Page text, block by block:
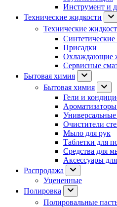
Инструмент и
Технические жидкости
Технические
Синтетические
Присадки
Охлаждающие
Сервисные
Бытовая химия
Бытовая химия
Гели и
Ароматизаторы
Очистители
Мыло для рук
Таблетки для
Средства для
Аксессуары
Распродажа
Уцененные
Полировка
Полировальные